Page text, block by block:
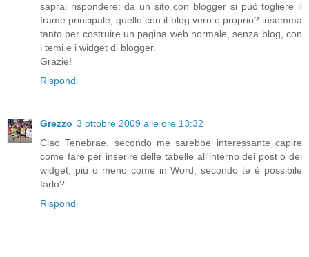
saprai rispondere: da un sito con blogger si può togliere il
frame principale, quello con il blog vero e proprio? insomma
tanto per costruire un pagina web normale, senza blog, con
i temi e i widget di blogger.
Grazie!
Rispondi
Grezzo 3 ottobre 2009 alle ore 13:32
Ciao Tenebrae, secondo me sarebbe interessante capire
come fare per inserire delle tabelle all'interno dei post o dei
widget, più o meno come in Word, secondo te è possibile
farlo?
Rispondi